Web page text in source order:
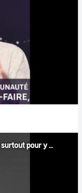
Décrocher la Lune, c'est compliqué... surtout pour y poser ses valises #3